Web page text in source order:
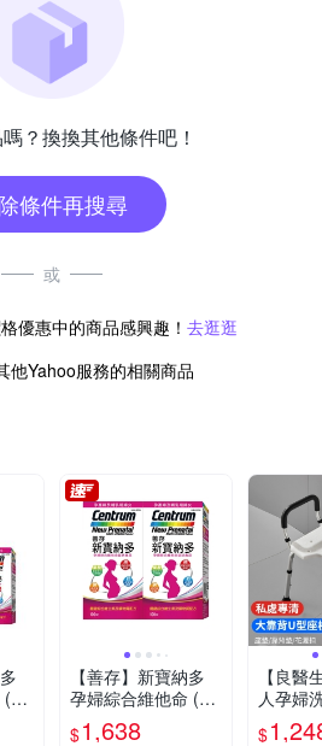
？換換其他條件吧！
條件再搜尋
或
優惠中的商品感興趣！ 去逛逛
他Yahoo服務的相關商品
【善存】新寶納多
孕婦綜合維他命 (10
0錠X2盒)
$1,638
【良醫
人孕婦
雙扶手
$